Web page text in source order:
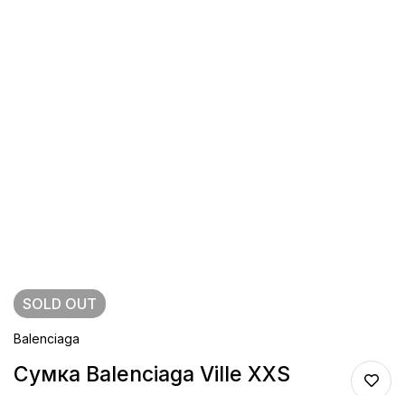
SOLD OUT
Balenciaga
Сумка Balenciaga Ville XXS